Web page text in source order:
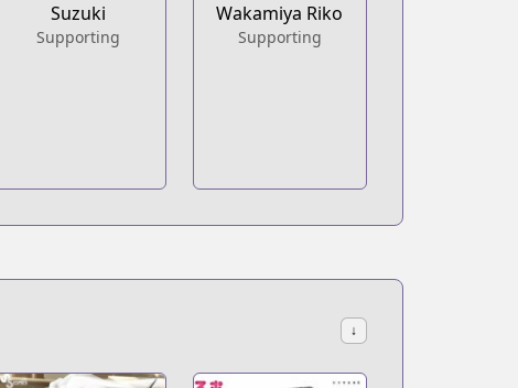
Suzuki
Supporting
Wakamiya Riko
Supporting
↓